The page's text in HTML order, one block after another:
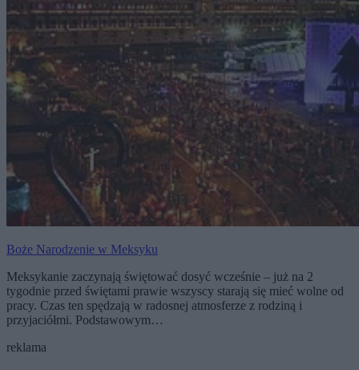
Boże Narodzenie w Meksyku
Meksykanie zaczynają świętować dosyć wcześnie – już na 2
tygodnie przed świętami prawie wszyscy starają się mieć wolne od
pracy. Czas ten spędzają w radosnej atmosferze z rodziną i
przyjaciółmi. Podstawowym…
reklama